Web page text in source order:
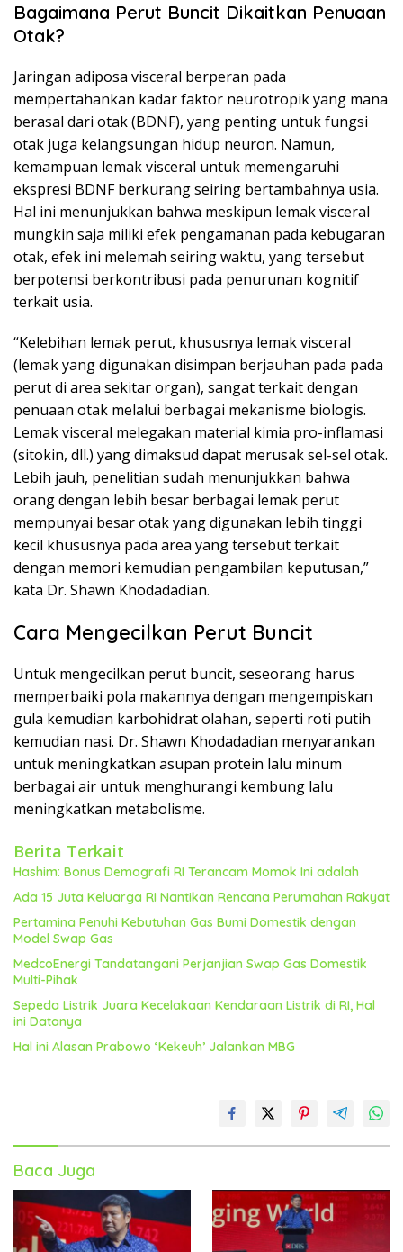
Bagaimana Perut Buncit Dikaitkan Penuaan
Otak?
Jaringan adiposa visceral berperan pada
mempertahankan kadar faktor neurotropik yang mana
berasal dari otak (BDNF), yang penting untuk fungsi
otak juga kelangsungan hidup neuron. Namun,
kemampuan lemak visceral untuk memengaruhi
ekspresi BDNF berkurang seiring bertambahnya usia.
Hal ini menunjukkan bahwa meskipun lemak visceral
mungkin saja miliki efek pengamanan pada kebugaran
otak, efek ini melemah seiring waktu, yang tersebut
berpotensi berkontribusi pada penurunan kognitif
terkait usia.
“Kelebihan lemak perut, khususnya lemak visceral
(lemak yang digunakan disimpan berjauhan pada pada
perut di area sekitar organ), sangat terkait dengan
penuaan otak melalui berbagai mekanisme biologis.
Lemak visceral melegakan material kimia pro-inflamasi
(sitokin, dll.) yang dimaksud dapat merusak sel-sel otak.
Lebih jauh, penelitian sudah menunjukkan bahwa
orang dengan lebih besar berbagai lemak perut
mempunyai besar otak yang digunakan lebih tinggi
kecil khususnya pada area yang tersebut terkait
dengan memori kemudian pengambilan keputusan,”
kata Dr. Shawn Khodadadian.
Cara Mengecilkan Perut Buncit
Untuk mengecilkan perut buncit, seseorang harus
memperbaiki pola makannya dengan mengempiskan
gula kemudian karbohidrat olahan, seperti roti putih
kemudian nasi. Dr. Shawn Khodadadian menyarankan
untuk meningkatkan asupan protein lalu minum
berbagai air untuk menghurangi kembung lalu
meningkatkan metabolisme.
Berita Terkait
Hashim: Bonus Demografi RI Terancam Momok Ini adalah
Ada 15 Juta Keluarga RI Nantikan Rencana Perumahan Rakyat
Pertamina Penuhi Kebutuhan Gas Bumi Domestik dengan
Model Swap Gas
MedcoEnergi Tandatangani Perjanjian Swap Gas Domestik
Multi-Pihak
Sepeda Listrik Juara Kecelakaan Kendaraan Listrik di RI, Hal
ini Datanya
Hal ini Alasan Prabowo ‘Kekeuh’ Jalankan MBG
Baca Juga